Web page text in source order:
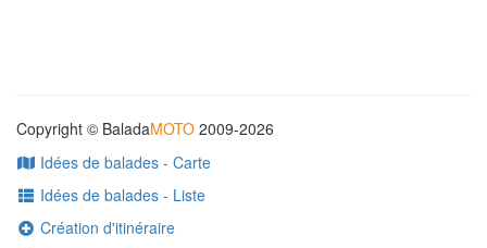
Copyright © BaladaMOTO 2009-2026
Idées de balades - Carte
Idées de balades - Liste
Création d'itinéraire